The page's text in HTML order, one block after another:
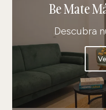
Be Mate
Descubra